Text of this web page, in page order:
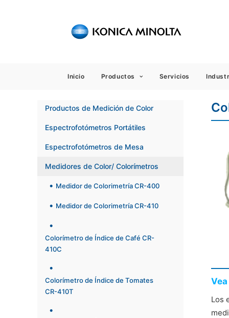
Inicio Productos Servicios
Productos de Medición de Color
Espectrofotómetros Portátiles
Espectrofotómetros de Mesa
Medidores de Color/ Colorímetros
Medidor de Colorimetría CR-400
Medidor de Colorimetría CR-410
Colorímetro de Índice de Café CR-
410C
Colorímetro de Índice de Tomates
CR-410T
Los